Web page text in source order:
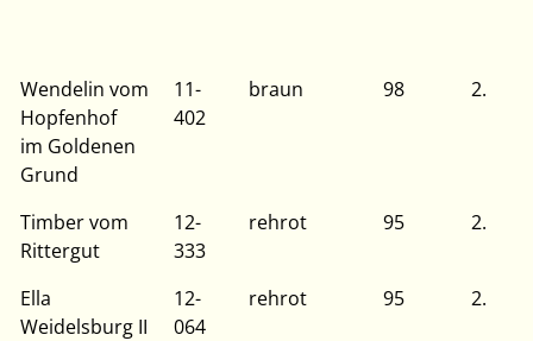
Wendelin vom
Hopfenhof
im Goldenen
Grund
11-
402
braun 98 2.
Timber vom
Rittergut
12-
333
rehrot 95 2.
Ella
Weidelsburg II
12-
064
rehrot 95 2.